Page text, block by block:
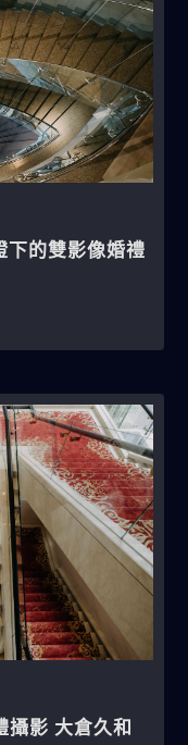
下的雙影像婚禮
攝影 大倉久和